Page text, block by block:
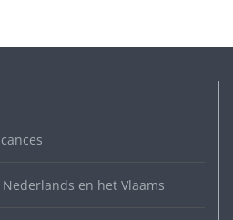
en het Vlaams